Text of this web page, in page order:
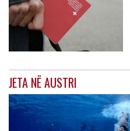
JETA NË AUSTRI